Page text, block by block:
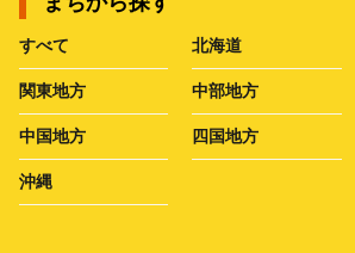
すべて 北海道
関東地方 中部地方
中国地方 四国地方
沖縄